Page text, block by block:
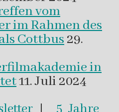
vom
im Rahmen des
Cottbus29.
in
11. Juli 2024